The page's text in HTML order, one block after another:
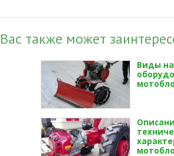
Вас также может
Виды